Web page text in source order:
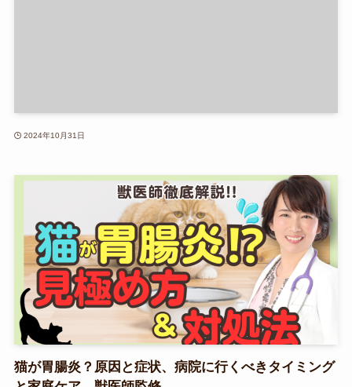
2024年10月31日
猫が胃腸炎？原因と症状、病院に行くべきタイミング